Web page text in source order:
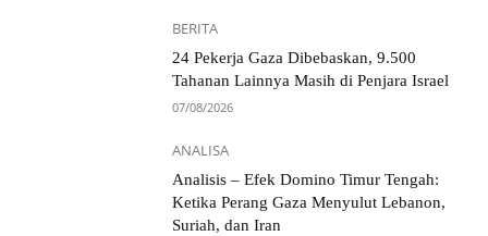
BERITA
24 Pekerja Gaza Dibebaskan, 9.500
Tahanan Lainnya Masih di Penjara Israel
07/08/2026
ANALISA
Analisis – Efek Domino Timur Tengah:
Ketika Perang Gaza Menyulut Lebanon,
Suriah, dan Iran